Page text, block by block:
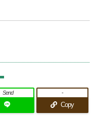
Send
Copy
-